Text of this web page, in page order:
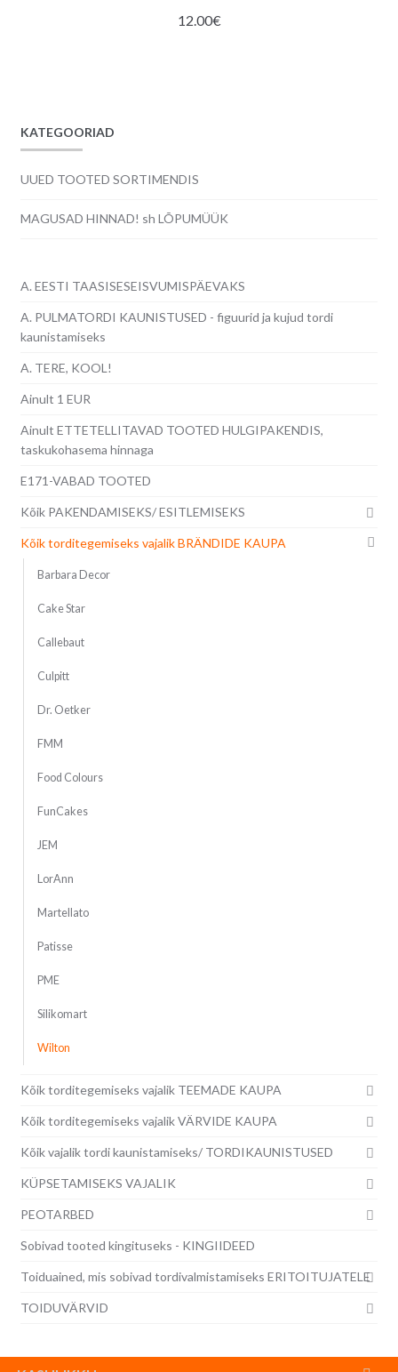
12.00€
KATEGOORIAD
UUED TOOTED SORTIMENDIS
MAGUSAD HINNAD! sh LÕPUMÜÜK
A. EESTI TAASISESEISVUMISPÄEVAKS
A. PULMATORDI KAUNISTUSED - figuurid ja kujud tordi
kaunistamiseks
A. TERE, KOOL!
Ainult 1 EUR
Ainult ETTETELLITAVAD TOOTED HULGIPAKENDIS,
taskukohasema hinnaga
E171-VABAD TOOTED
Kõik PAKENDAMISEKS/ ESITLEMISEKS
Kõik torditegemiseks vajalik BRÄNDIDE KAUPA
Barbara Decor
Cake Star
Callebaut
Culpitt
Dr. Oetker
FMM
Food Colours
FunCakes
JEM
LorAnn
Martellato
Patisse
PME
Silikomart
Wilton
Kõik torditegemiseks vajalik TEEMADE KAUPA
Kõik torditegemiseks vajalik VÄRVIDE KAUPA
Kõik vajalik tordi kaunistamiseks/ TORDIKAUNISTUSED
KÜPSETAMISEKS VAJALIK
PEOTARBED
Sobivad tooted kingituseks - KINGIIDEED
Toiduained, mis sobivad tordivalmistamiseks ERITOITUJATELE
TOIDUVÄRVID